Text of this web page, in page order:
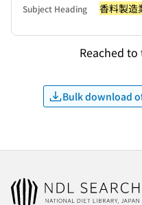
Subject Heading 香料製造
Reached
Bulk download